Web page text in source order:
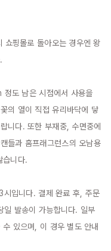
쇼핑몰로 돌아오는 경우엔 왕
도 남은 시점에서 사용을
의 열이 직접 유리바닥에 닿
니다. 또한 부재중, 수면중에
들과 홈프래그런스의 오남용
습니다.
입니다. 결제 완료 후, 주문
일 발송이 가능합니다. 일부
있으며, 이 경우 별도 안내